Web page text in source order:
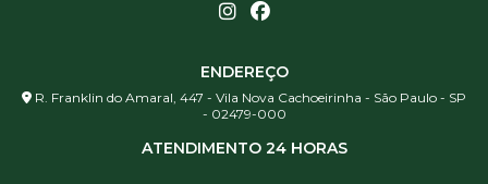
ENDEREÇO
R. Franklin do Amaral, 447 - Vila Nova Cachoeirinha - São Paulo - SP
- 02479-000
ATENDIMENTO 24 HORAS